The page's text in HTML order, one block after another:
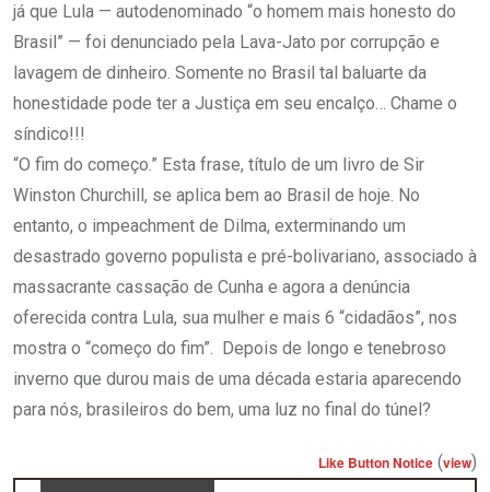
já que Lula — autodenominado “o homem mais honesto do
Brasil” — foi denunciado pela Lava-Jato por corrupção e
lavagem de dinheiro. Somente no Brasil tal baluarte da
honestidade pode ter a Justiça em seu encalço… Chame o
síndico!!!
“O fim do começo.” Esta frase, título de um livro de Sir
Winston Churchill, se aplica bem ao Brasil de hoje. No
entanto, o impeachment de Dilma, exterminando um
desastrado governo populista e pré-bolivariano, associado à
massacrante cassação de Cunha e agora a denúncia
oferecida contra Lula, sua mulher e mais 6 “cidadãos”, nos
mostra o “começo do fim”. Depois de longo e tenebroso
inverno que durou mais de uma década estaria aparecendo
para nós, brasileiros do bem, uma luz no final do túnel?
Like Button Notice (view)